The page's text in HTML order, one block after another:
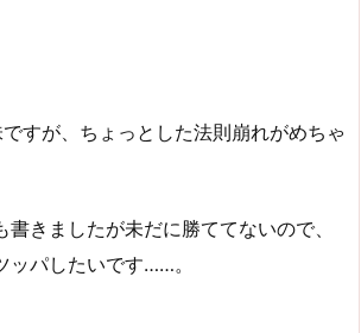
すが、ちょっとした法則崩れがめちゃ
書きましたが未だに勝ててないので、
ッパしたいです……。